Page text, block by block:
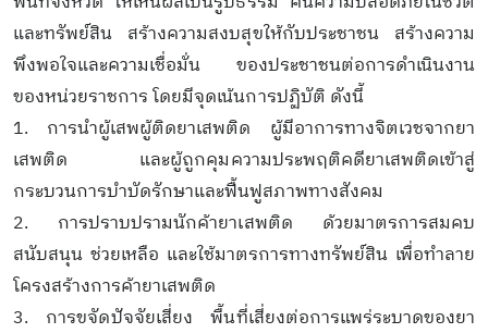
และทรัพย์สิน สร้างความสงบสุขให้กับประชาชน สร้างความ
พึงพอใจและความเชื่อมั่น ของประชาชนต่อการดำเนินงาน
ของหน่วยราชการ โดยมีจุดเน้นการปฏิบัติ ดังนี้
1. การนำผู้เสพผู้ติดยาเสพติด ผู้มีอาการทางจิตเวชจากยา
เสพติด และผู้ถูกคุมความประพฤติคดียาเสพติดเข้าสู่
กระบวนการบำบัดรักษาและฟื้นฟูสภาพทางสังคม
2. การปราบปรามนักค้ายาเสพติด ด้วยมาตรการสมคบ
สนับสนุน ช่วยเหลือ และใช้มาตรการทางทรัพย์สิน เพื่อทำลาย
โครงสร้างการค้ายาเสพติด
3. การขจัดปัจจัยเสี่ยง พื้นที่เสี่ยงต่อการแพร่ระบาดของยา